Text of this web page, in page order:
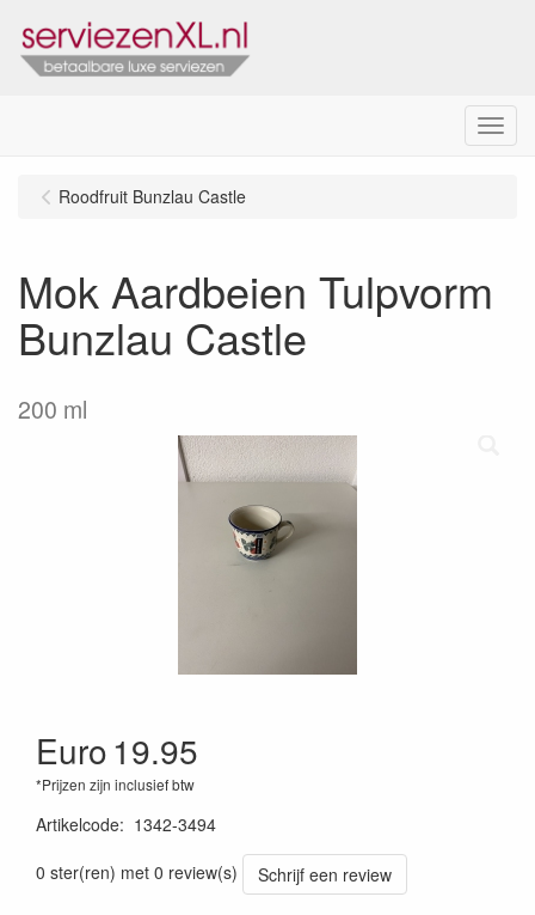
Menu
Roodfruit Bunzlau Castle
Mok Aardbeien Tulpvorm
Bunzlau Castle
200 ml
Euro19.95
*Prijzen zijn inclusief btw
Artikelcode: 1342-3494
0 ster(ren) met 0 review(s)
Schrijf een review